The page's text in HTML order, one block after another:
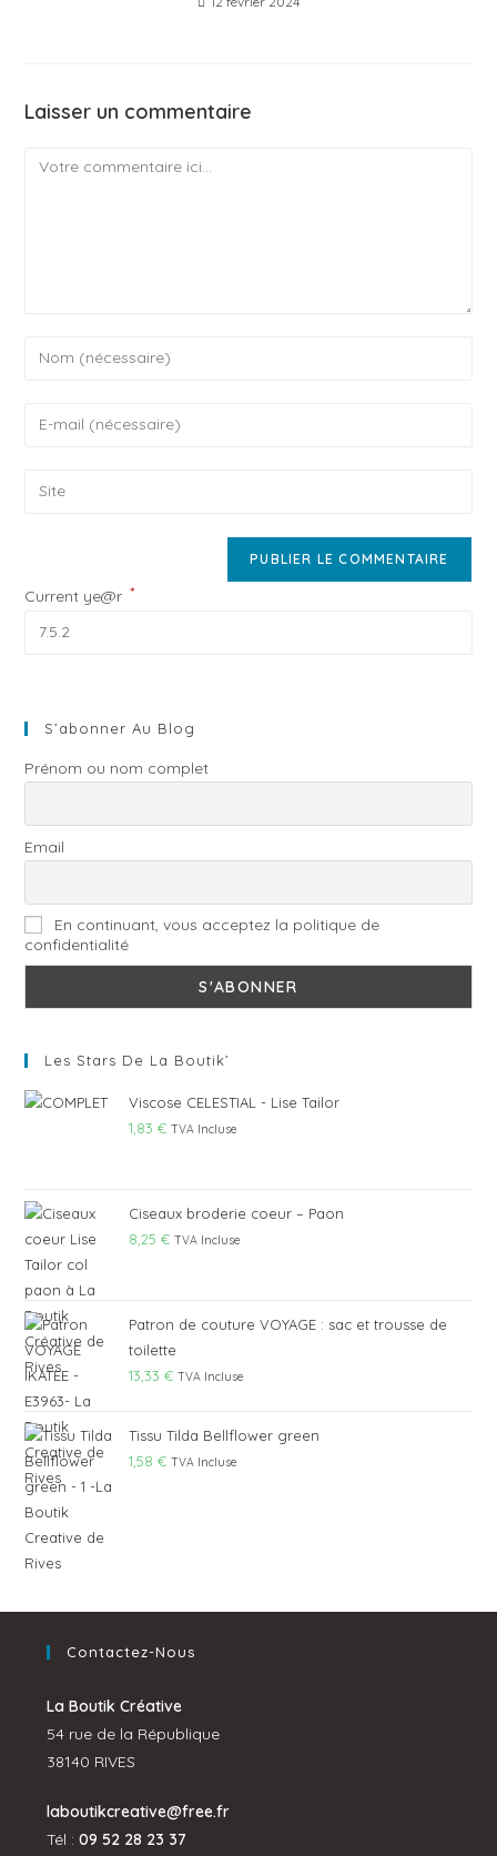
Laisser un commentaire
Current ye@r *
S’abonner Au Blog
Prénom ou nom complet
Email
En continuant, vous acceptez la politique de
confidentialité
Les Stars De La Boutik’
Viscose CELESTIAL - Lise Tailor
1,83€ TVA Incluse
Ciseaux broderie coeur – Paon
8,25€ TVA Incluse
Patron de couture VOYAGE : sac et trousse de
toilette
13,33€ TVA Incluse
Tissu Tilda Bellflower green
1,58€ TVA Incluse
Contactez-Nous
La Boutik Créative
54 rue de la République
38140 RIVES
laboutikcreative@free.fr
Tél :09 52 28 23 37